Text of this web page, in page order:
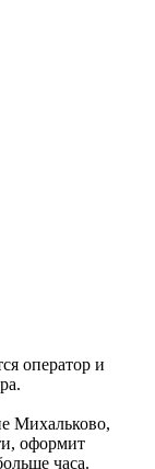
оператор и
Михальково,
оформит
часа.